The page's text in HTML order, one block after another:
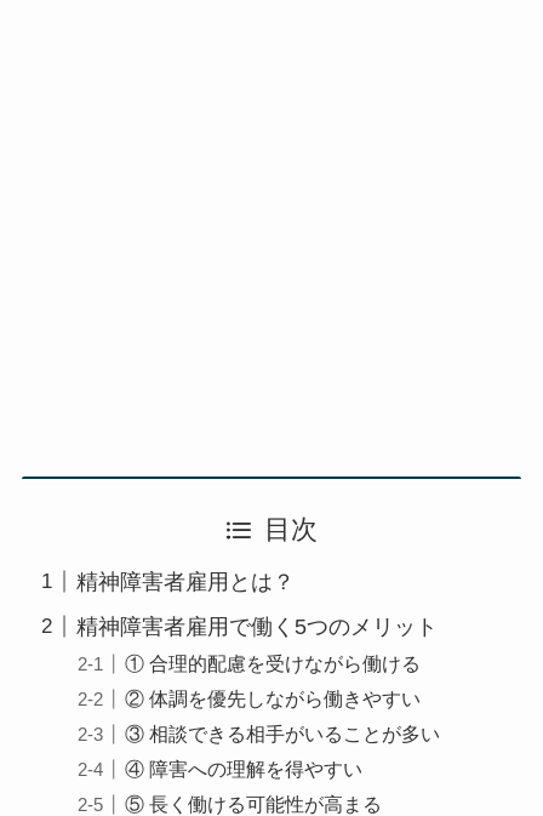
目次
精神障害者雇用とは？
精神障害者雇用で働く5つのメリット
① 合理的配慮を受けながら働ける
② 体調を優先しながら働きやすい
③ 相談できる相手がいることが多い
④ 障害への理解を得やすい
⑤ 長く働ける可能性が高まる